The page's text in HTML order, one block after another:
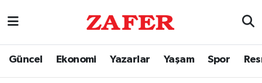
Güncel Ekonomi Yazarlar Yaşam Spor
Nöbetçi Eczaneler